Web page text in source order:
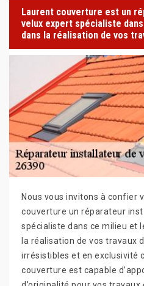
Laurent couverture est un
velux expert spécialiste
dans la réalisation de vos
Nous vous invitons à confier
couverture un réparateur
spécialiste dans ce milieu et
la réalisation de vos travaux
irrésistibles et en exclusivité
couverture est capable